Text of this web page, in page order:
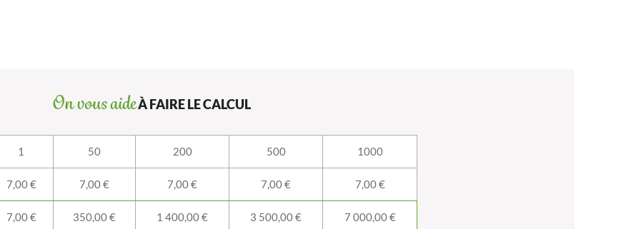
On vous aideÀ FAIRE LE CALCUL
1 50 200 500 1000
7,00 € 7,00 € 7,00 € 7,00 € 7,00 €
7,00 € 350,00 € 1 400,00 € 3 500,00 € 7 000,00 €